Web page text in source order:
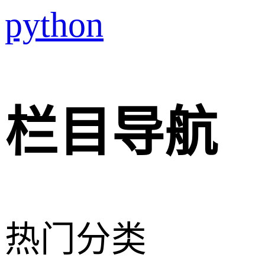
python
栏目导航
热门分类